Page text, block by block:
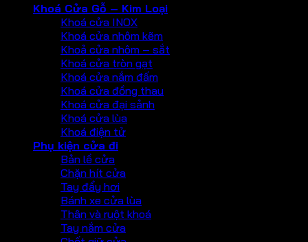
Khoá Cửa Gỗ – Kim Loại
Khoá cửa INOX
Khoá cửa nhôm kẽm
Khoả cửa nhôm – sắt
Khoá cửa tròn gạt
Khoá cửa nắm đấm
Khoá cửa đồng thau
Khoá cửa đại sảnh
Khoá cửa lùa
Khoá điện tử
Phụ kiện cửa đi
Bản lề cửa
Chặn hít cửa
Tay đẩy hơi
Bánh xe cửa lùa
Thân và ruột khoá
Tay nắm cửa